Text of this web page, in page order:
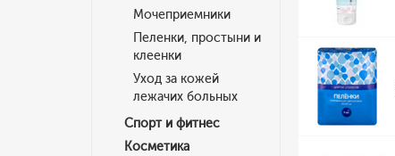
Мочеприемники
Пеленки, простыни и
клеенки
Уход за кожей
лежачих больных
Спорт и фитнес
Косметика